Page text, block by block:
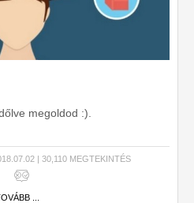
megoldod :).
| 30,110 MEGTEKINTÉS
...